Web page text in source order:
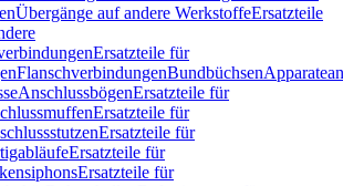
Übergänge auf andere WerkstoffeErsatzteile
Ersatzteile für
FlanschverbindungenBundbüchsen
AnschlussbögenErsatzteile für
Ersatzteile für
Ersatzteile für
Ersatzteile für
Ersatzteile für